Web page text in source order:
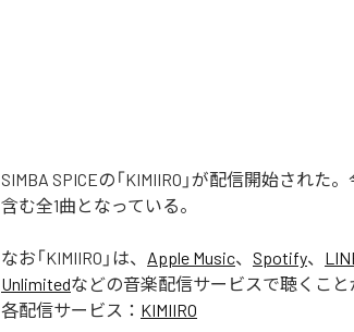
SIMBA SPICEの「KIMIIRO」が配信開始された
含む全1曲となっている。
なお「KIMIIRO 」は、 Apple Music、 Spotify、
Unlimitedなどの音楽配信サービスで聴くこと
各配信サービス： KIMIIRO